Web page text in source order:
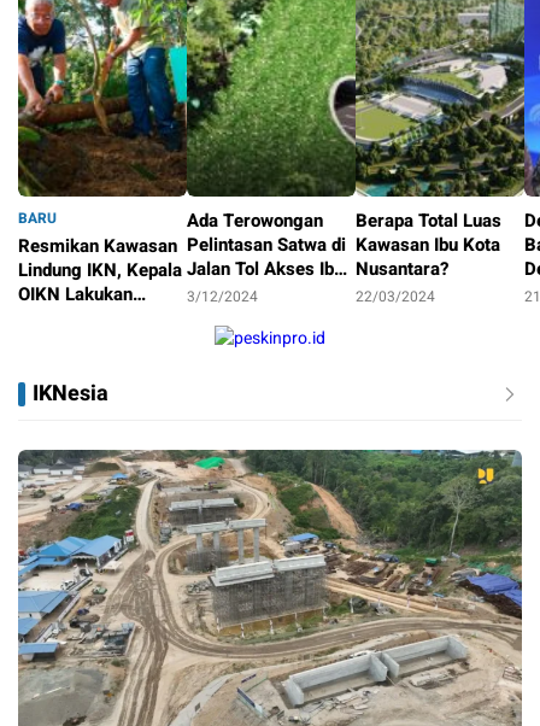
BARU
Resmikan Kawasan
Lindung IKN, Kepala
OIKN Lakukan
Ada Terowongan
Pelintasan Satwa di
Jalan Tol Akses Ibu
Kota Nusantara
3/12/2024
Berapa Total Luas
Kawasan Ibu Kota
Nusantara?
22/03/2024
IKNesia